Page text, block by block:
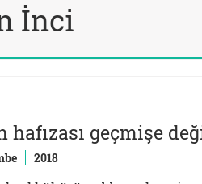
İnci
hafızası geçmişe
2018